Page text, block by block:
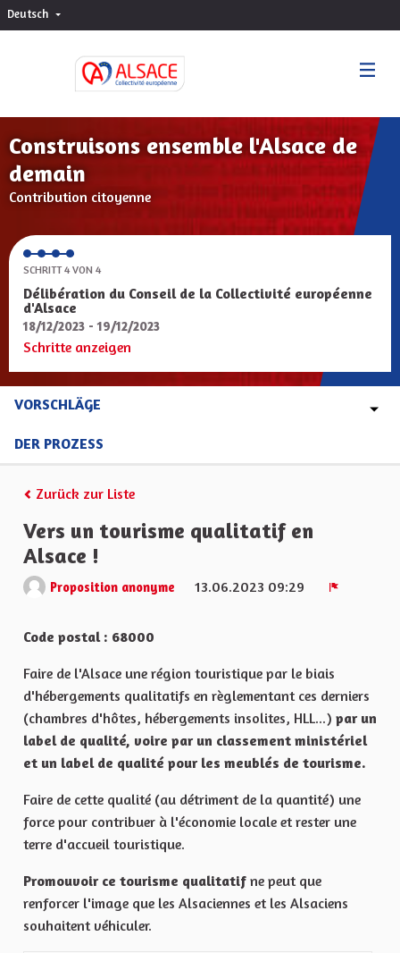
Deutsch Choisir la langue
Construisons ensemble l'Alsace de
demain
Contribution citoyenne
SCHRITT 4 VON 4
Délibération du Conseil de la Collectivité européenne
d'Alsace
18/12/2023 - 19/12/2023
Schritte anzeigen
VORSCHLÄGE
DER PROZESS
Zurück zur Liste
Vers un tourisme qualitatif en
Alsace !
Proposition anonyme
13.06.2023 09:29
Code postal : 68000
Faire de l'Alsace une région touristique par le biais
d'hébergements qualitatifs en règlementant ces derniers
(chambres d'hôtes, hébergements insolites, HLL...) par un
label de qualité, voire par un classement ministériel
et un label de qualité pour les meublés de tourisme.
Faire de cette qualité (au détriment de la quantité) une
force pour contribuer à l'économie locale et rester une
terre d'accueil touristique.
Promouvoir ce tourisme qualitatif ne peut que
renforcer l'image que les Alsaciennes et les Alsaciens
souhaitent véhiculer.